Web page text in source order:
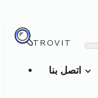
TROVIT